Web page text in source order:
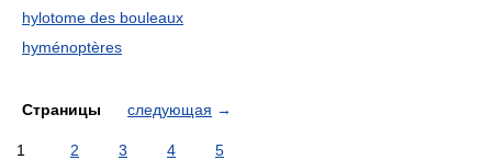
hylotome des bouleaux
hyménoptères
Страницы следующая →
1 2 3 4 5